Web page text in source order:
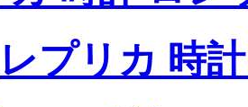
レプリカ 時